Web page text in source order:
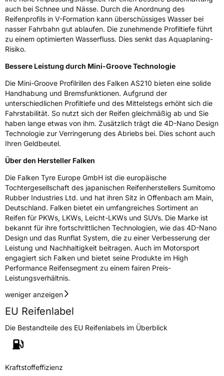
3PMSF / Schneeflockensymbol / Alpine-SymbolJa
EisgripNein
EPREL ID
Allgemeine Produktsicherheit (GPSR)
HerstellerkontaktFalken Tyre Europe GmbH, Berliner Strasse
74-76 63065 Offenbach am Main
Deutschland, info@falkentyre.com
auch bei Schnee und Nässe. Durch die Anordnung des
Reifenprofils in V-Formation kann überschüssiges Wasser bei
nasser Fahrbahn gut ablaufen. Die zunehmende Profiltiefe führt
zu einem optimierten Wasserfluss. Dies senkt das Aquaplaning-
Risiko.
Bessere Leistung durch Mini-Groove Technologie
Die Mini-Groove Profilrillen des Falken AS210 bieten eine solide
Handhabung und Bremsfunktionen. Aufgrund der
unterschiedlichen Profiltiefe und des Mittelstegs erhöht sich die
Fahrstabilität. So nutzt sich der Reifen gleichmäßig ab und Sie
haben lange etwas von ihm. Zusätzlich trägt die 4D-Nano Design
Technologie zur Verringerung des Abriebs bei. Dies schont auch
Ihren Geldbeutel.
Über den Hersteller Falken
Die Falken Tyre Europe GmbH ist die europäische
Tochtergesellschaft des japanischen Reifenherstellers Sumitomo
Rubber Industries Ltd. und hat ihren Sitz in Offenbach am Main,
Deutschland. Falken bietet ein umfangreiches Sortiment an
Reifen für PKWs, LKWs, Leicht-LKWs und SUVs. Die Marke ist
bekannt für ihre fortschrittlichen Technologien, wie das 4D-Nano
Design und das Runflat System, die zu einer Verbesserung der
Leistung und Nachhaltigkeit beitragen. Auch im Motorsport
engagiert sich Falken und bietet seine Produkte im High
Performance Reifensegment zu einem fairen Preis-
Leistungsverhältnis.
weniger anzeigen
EU Reifenlabel
Die Bestandteile des EU Reifenlabels im Überblick
Kraftstoffeffizienz